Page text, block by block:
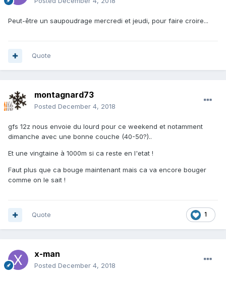
Peut-être un saupoudrage mercredi et jeudi, pour faire croire...
Quote
montagnard73
Posted December 4, 2018
gfs 12z nous envoie du lourd pour ce weekend et notamment
dimanche avec une bonne couche (40-50?)..
Et une vingtaine à 1000m si ca reste en l'etat !
Faut plus que ca bouge maintenant mais ca va encore bouger
comme on le sait !
1
Quote
x-man
Posted December 4, 2018